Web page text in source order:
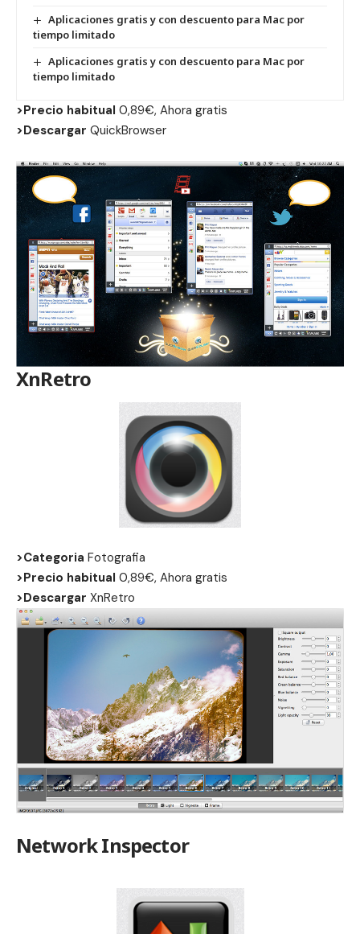
Aplicaciones gratis y con descuento para Mac por
tiempo limitado
Aplicaciones gratis y con descuento para Mac por
tiempo limitado
>Precio habitual 0,89€, Ahora gratis
>Descargar QuickBrowser
XnRetro
>Categoria Fotografia
>Precio habitual 0,89€, Ahora gratis
>Descargar XnRetro
Network Inspector